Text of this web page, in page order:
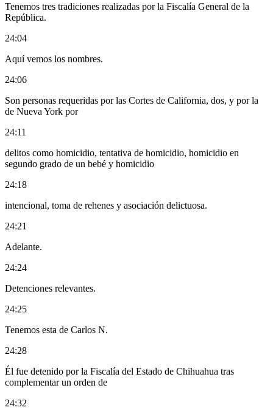
Tenemos tres tradiciones realizadas por la Fiscalía General de la
República.
24:04
Aquí vemos los nombres.
24:06
Son personas requeridas por las Cortes de California, dos, y por la
de Nueva York por
24:11
delitos como homicidio, tentativa de homicidio, homicidio en
segundo grado de un bebé y homicidio
24:18
intencional, toma de rehenes y asociación delictuosa.
24:21
Adelante.
24:24
Detenciones relevantes.
24:25
Tenemos esta de Carlos N.
24:28
Él fue detenido por la Fiscalía del Estado de Chihuahua tras
complementar un orden de
24:32